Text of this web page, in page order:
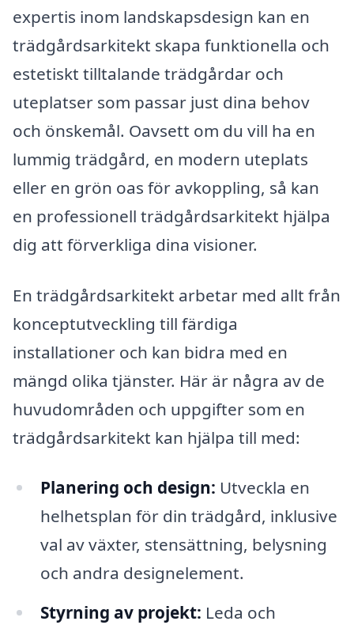
expertis inom landskapsdesign kan en
trädgårdsarkitekt skapa funktionella och
estetiskt tilltalande trädgårdar och
uteplatser som passar just dina behov
och önskemål. Oavsett om du vill ha en
lummig trädgård, en modern uteplats
eller en grön oas för avkoppling, så kan
en professionell trädgårdsarkitekt hjälpa
dig att förverkliga dina visioner.
En trädgårdsarkitekt arbetar med allt från
konceptutveckling till färdiga
installationer och kan bidra med en
mängd olika tjänster. Här är några av de
huvudområden och uppgifter som en
trädgårdsarkitekt kan hjälpa till med:
Planering och design: Utveckla en
helhetsplan för din trädgård, inklusive
val av växter, stensättning, belysning
och andra designelement.
Styrning av projekt: Leda och